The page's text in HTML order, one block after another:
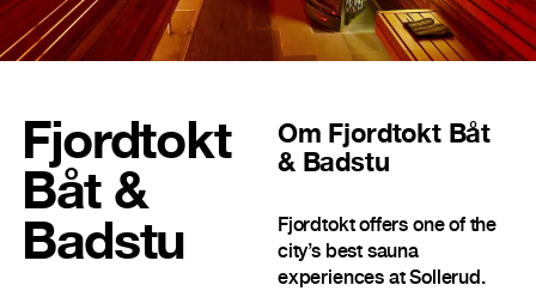
Fjordtokt
Båt &
Badstu
Om Fjordtokt Båt
& Badstu
Fjordtokt offers one of the
city’s best sauna
experiences at Sollerud.